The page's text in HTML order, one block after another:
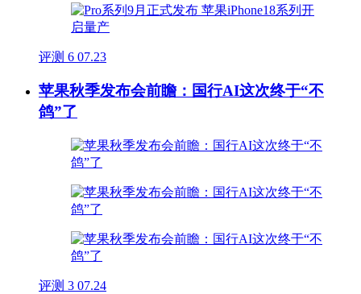
评测 6 07.23
苹果秋季发布会前瞻：国行AI这次终于“不
鸽”了
评测 3 07.24